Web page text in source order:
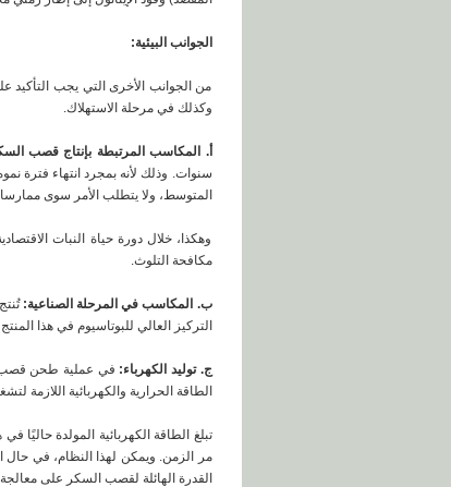
الجوانب البيئية:
من الجوانب الأخرى التي يجب التأكيد
وكذلك في مرحلة الاستهلاك.
أ. المكاسب المرتبطة بإنتاج قصب
المتوسط، ولا يتطلب الأمر سوى
مكافحة التلوث.
ب. المكاسب في المرحلة الصناعية:
التركيز العالي للبوتاسيوم في هذا
ج. توليد الكهرباء:
الطاقة الحرارية والكهربائية اللازمة
القدرة الهائلة لقصب السكر على معالجة الطاقة، قدرته على توليد 11 وحدة من الطاقة النظيفة